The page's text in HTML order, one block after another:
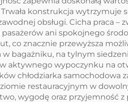
konstrukcja
obsługi. Cicha praca
pasażerów ani spokojnego
co znacznie przewyższa
bagażniku, na tylnym
aktywnego wypoczynku na
chłodziarka samochodowa
restauracyjnym w
wygodę oraz przyjemność z